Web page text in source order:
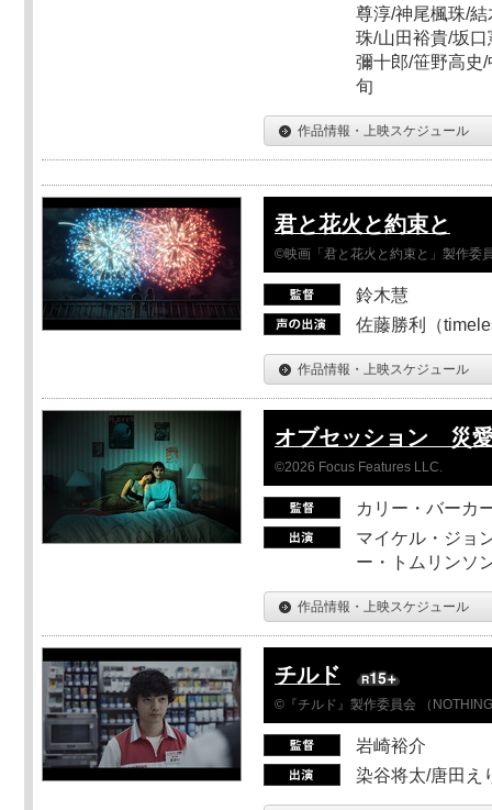
尊淳/神尾楓珠/
珠/山田裕貴/坂
彌十郎/笹野高史
旬
作品情報・上映スケジュール
君と花火と約束と
©映画「君と花火と約束と」製作委
鈴木慧
佐藤勝利（
作品情報・上映スケジュール
オブセッション 災
©2026 Focus Features LLC.
カリー・バーカ
マイケル・ジョ
ー・トムリンソ
作品情報・上映スケジュール
チルド
©『チルド』製作委員会 （
岩崎裕介
染谷将太/唐田え